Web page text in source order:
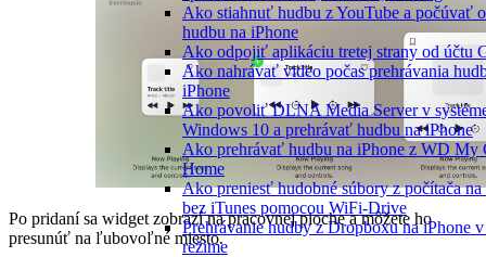
Ako stiahnuť hudbu z YouTube a počúvať
hudbu na iPhone
Ako odpojiť aplikáciu tretej strany od účtu
Ako nahrávať video počas prehrávania
iPhone
Ako povoliť DLNA Media Server v
Windows 10 a prehrávať hudbu na iPhone
Ako prehrávať hudbu na iPhone z WD My
Home
Ako preniesť hudobné súbory z počítača na
bez iTunes pomocou WiFi-Drive
Prehrávanie hudby z Dropboxu na iPhone
režime
Po pridaní sa widget zobrazí na pracovnej ploche a môžete ho
presunúť na ľubovoľné miesto.